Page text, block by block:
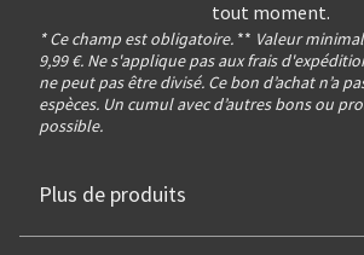
tout moment.
* Ce champ est obligatoire. ** Valeur
9,99 €. Ne s'applique pas aux frais
ne peut pas être divisé. Ce bon d’achat n’a
espèces. Un cumul avec d’autres bons ou
possible.
Plus de produits